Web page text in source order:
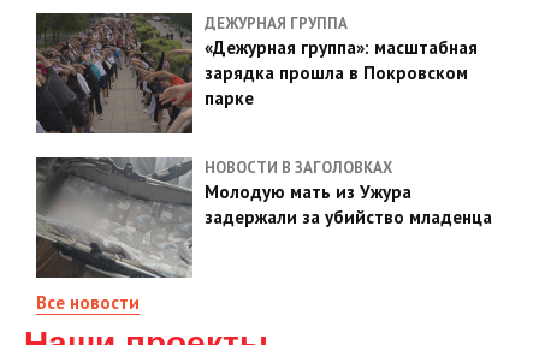
ДЕЖУРНАЯ ГРУППА
«Дежурная группа»: масштабная
зарядка прошла в Покровском
парке
НОВОСТИ В ЗАГОЛОВКАХ
Молодую мать из Ужура
задержали за убийство младенца
Все новости